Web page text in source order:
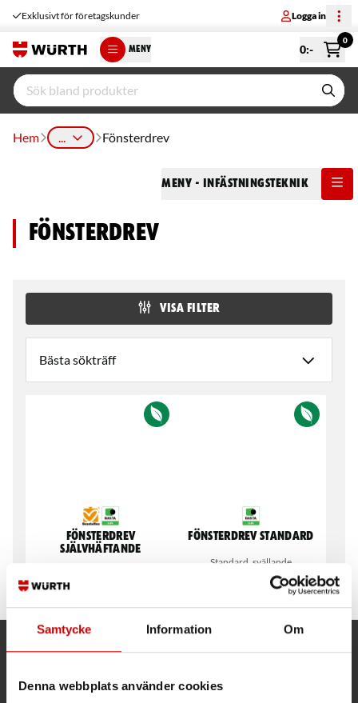
Samtycke Information Om
Denna webbplats använder cookies
Exklusivt för företagskunder Logga in
MENY 0:-
0
Hem ... Fönsterdrev
Meny - Infästningsteknik
Fönsterdrev
VISA FILTER
Fönsterdrev
Självhäftande
Fönsterdrev Standard
Standard, svällande